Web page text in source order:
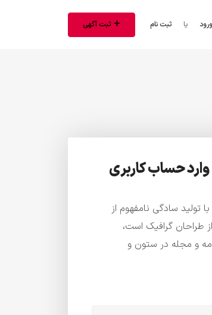
ورود یا ثبت نام ثبت آگهی
حساب کاربری
تولید سادگی نامفهوم از
طراحان گرافیک است،
و مجله در ستون و